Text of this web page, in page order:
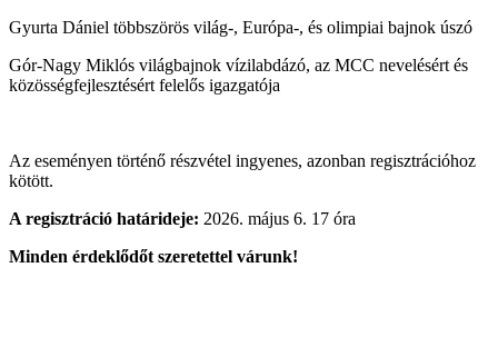
Gyurta Dániel többszörös világ-, Európa-, és olimpiai bajnok úszó
Gór-Nagy Miklós világbajnok vízilabdázó, az MCC nevelésért és
közösségfejlesztésért felelős igazgatója
Az eseményen történő részvétel ingyenes, azonban regisztrációhoz
kötött.
A regisztráció határideje: 2026. május 6. 17 óra
Minden érdeklődőt szeretettel várunk!